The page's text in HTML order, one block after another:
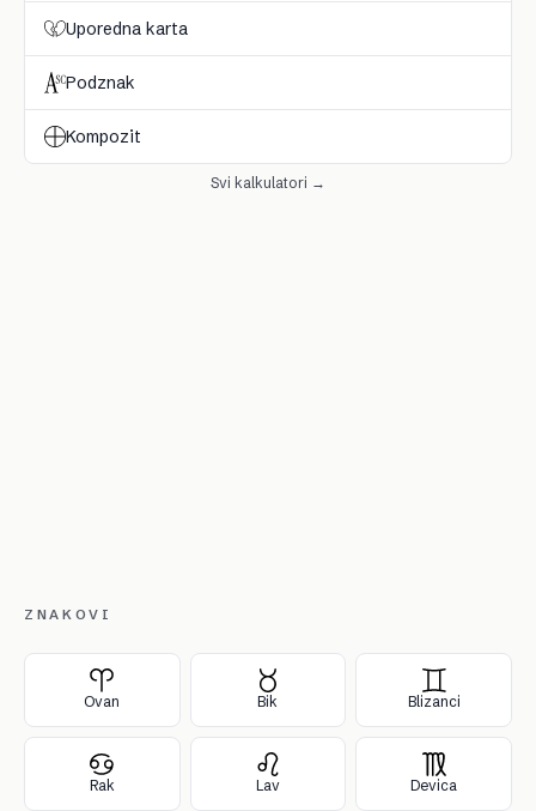
Uporedna karta
Podznak
Kompozit
Svi kalkulatori →
ZNAKOVI
Ovan Bik Blizanci
Rak Lav Devica